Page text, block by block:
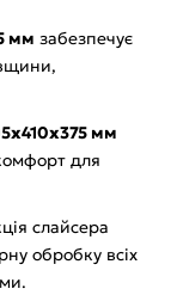
мм забезпечує
мм
для
слайсера
обробку всіх